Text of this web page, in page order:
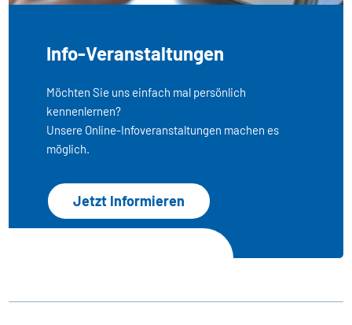
Info-Veranstaltungen
Möchten Sie uns einfach mal persönlich
kennenlernen?
Unsere Online-Infoveranstaltungen machen es
möglich.
Jetzt Informieren